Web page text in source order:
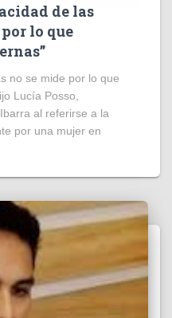
de las
lo que
no se mide por lo que
Lucía Posso,
al referirse a la
por una mujer en